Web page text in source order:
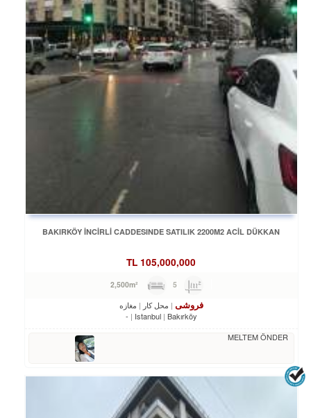
BAKIRKÖY İNCİRLİ CADDESINDE SATILIK 2200M2 ACİL DÜKKAN
TL 105,000,000
5
فروشی محل کار
مغازه
Istanbul Bakırköy
-
MELTEM ÖNDER